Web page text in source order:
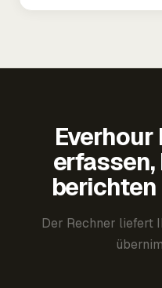
berichten
Der Rechner liefert